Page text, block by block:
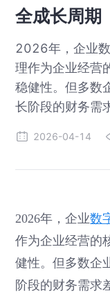
全成长周期
2026年，企业
理作为企业经营
稳健性。但多数
长阶段的财务需
2026-04-14
2026年，企业数
作为企业经营的
健性。但多数企
阶段的财务需求